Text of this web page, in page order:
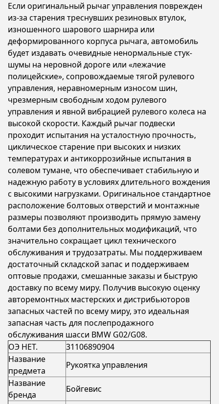
Если оригинальный рычаг управления поврежден
из-за старения треснувших резиновых втулок,
изношенного шарового шарнира или
деформированного корпуса рычага, автомобиль
будет издавать очевидные ненормальные стук-
шумы на неровной дороге или «лежачие
полицейские», сопровождаемые тягой рулевого
управления, неравномерным износом шин,
чрезмерным свободным ходом рулевого
управления и явной вибрацией рулевого колеса на
высокой скорости. Каждый рычаг подвески
проходит испытания на усталостную прочность,
циклическое старение при высоких и низких
температурах и антикоррозийные испытания в
солевом тумане, что обеспечивает стабильную и
надежную работу в условиях длительного вождения
с высокими нагрузками. Оригинальное стандартное
расположение болтовых отверстий и монтажные
размеры позволяют производить прямую замену
болтами без дополнительных модификаций, что
значительно сокращает цикл технического
обслуживания и трудозатраты. Мы поддерживаем
достаточный складской запас и поддерживаем
оптовые продажи, смешанные заказы и быструю
доставку по всему миру. Получив высокую оценку
авторемонтных мастерских и дистрибьюторов
запасных частей по всему миру, это идеальная
запасная часть для послепродажного
обслуживания шасси BMW G02/G08.
ОЭ НЕТ.
31106890904
Название
предмета
Рукоятка управления
Название
бренда
Бойгевис